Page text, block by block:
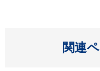
関連